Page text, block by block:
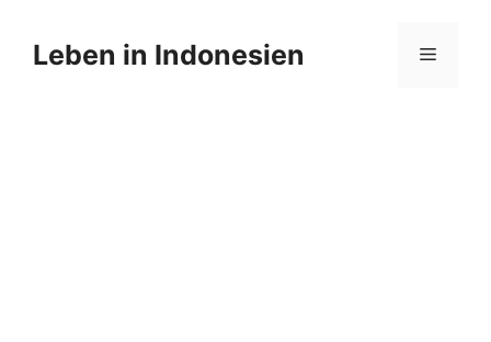
Inhalt
springen
Leben in Indonesien Menü